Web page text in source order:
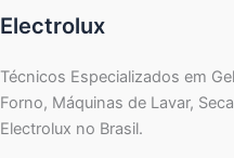
Electrolux
Técnicos Especializados em
Forno, Máquinas de Lavar,
Electrolux no Brasil.